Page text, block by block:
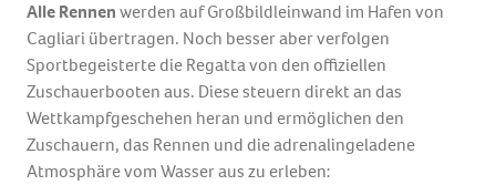
Alle Rennen werden auf Großbildleinwand im Hafen von
Cagliari übertragen. Noch besser aber verfolgen
Sportbegeisterte die Regatta von den offiziellen
Zuschauerbooten aus. Diese steuern direkt an das
Wettkampfgeschehen heran und ermöglichen den
Zuschauern, das Rennen und die adrenalingeladene
Atmosphäre vom Wasser aus zu erleben: